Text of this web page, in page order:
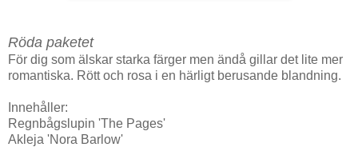
Röda paketet
För dig som älskar starka färger men ändå gillar det lite mer
romantiska. Rött och rosa i en härligt berusande blandning.
Innehåller:
Regnbågslupin 'The Pages'
Akleja 'Nora Barlow'